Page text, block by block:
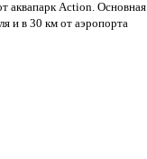
аквапарк Action. Основная
и в 30 км от аэропорта